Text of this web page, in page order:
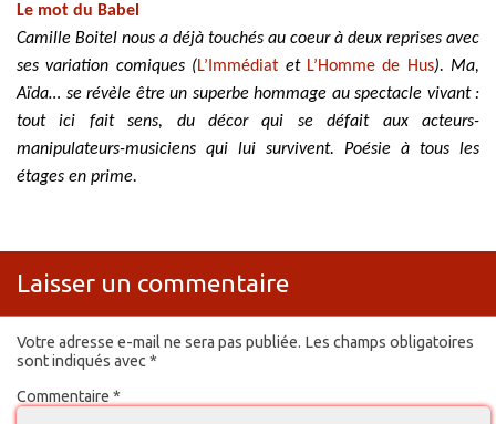
Le mot du Babel
Camille Boitel nous a déjà touchés au coeur à deux reprises avec
ses variation comiques (L’Immédiat et L’Homme de Hus). Ma,
Aïda… se révèle être un superbe hommage au spectacle vivant :
tout ici fait sens, du décor qui se défait aux acteurs-
manipulateurs-musiciens qui lui survivent. Poésie à tous les
étages en prime.
Laisser un commentaire
Votre adresse e-mail ne sera pas publiée. Les champs obligatoires
sont indiqués avec*
Commentaire *